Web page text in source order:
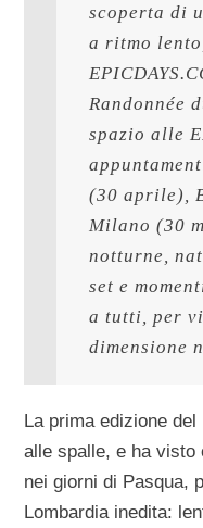
scoperta di
a ritmo
Randonnée
spazio alle
(30 aprile),
Milano (30
notturne,
set e
a tutti, per
dimensione
La prima edizione
alle spalle, e ha visto
nei giorni di Pasqua,
Lombardia inedita: